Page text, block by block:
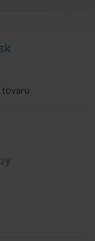
tovaru